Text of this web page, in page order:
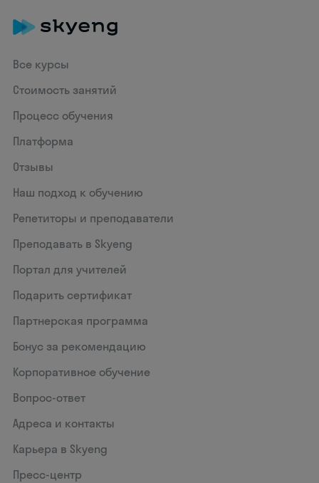
Все курсы
Стоимость занятий
Процесс обучения
Платформа
Отзывы
Наш подход к обучению
Репетиторы и преподаватели
Преподавать в Skyeng
Портал для учителей
Подарить сертификат
Партнерская программа
Бонус за рекомендацию
Корпоративное обучение
Вопрос-ответ
Адреса и контакты
Карьера в Skyeng
Пресс-центр